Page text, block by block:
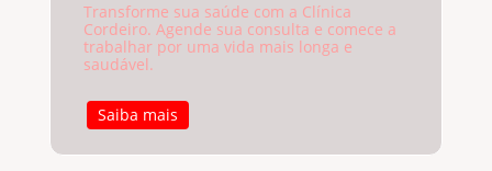
Transforme sua saúde com a Clínica
Cordeiro. Agende sua consulta e comece a
trabalhar por uma vida mais longa e
saudável.
Saiba mais